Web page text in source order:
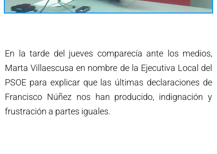
En la tarde del jueves comparecía ante los medios,
Marta Villaescusa en nombre de la Ejecutiva Local del
PSOE para explicar que las últimas declaraciones de
Francisco Núñez nos han producido, indignación y
frustración a partes iguales.